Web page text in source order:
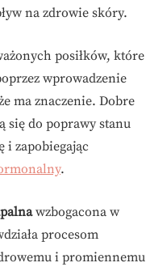
na zdrowie skóry.
posiłków, które
wprowadzenie
ma znaczenie. Dobre
się do poprawy stanu
i zapobiegając
.
wzbogacona w
procesom
i promiennemu